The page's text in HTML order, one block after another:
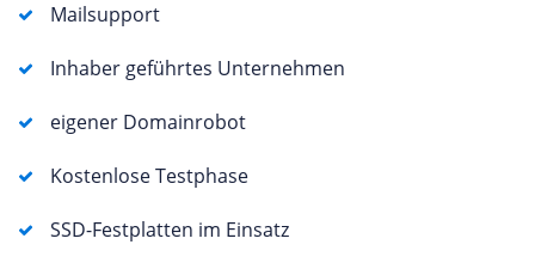
Mailsupport
Inhaber geführtes Unternehmen
eigener Domainrobot
Kostenlose Testphase
SSD-Festplatten im Einsatz